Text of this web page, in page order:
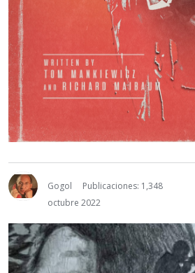
Gogol
Publicaciones: 1,348
octubre 2022